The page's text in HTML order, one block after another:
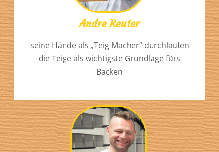
Andre Reuter
seine Hände als „Teig-Macher“ durchlaufen
die Teige als wichtigste Grundlage fürs
Backen